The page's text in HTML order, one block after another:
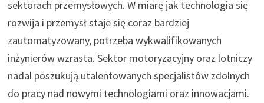
sektorach przemysłowych. W miarę jak technologia się
rozwija i przemysł staje się coraz bardziej
zautomatyzowany, potrzeba wykwalifikowanych
inżynierów wzrasta. Sektor motoryzacyjny oraz lotniczy
nadal poszukują utalentowanych specjalistów zdolnych
do pracy nad nowymi technologiami oraz innowacjami.